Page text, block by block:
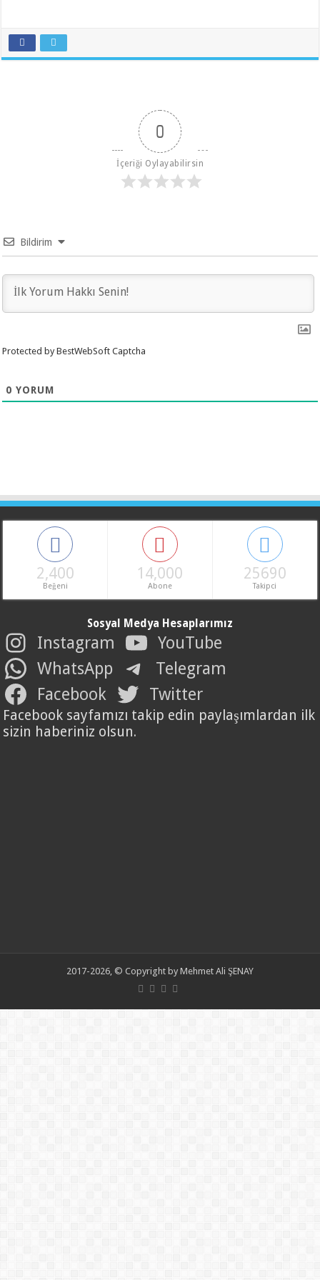
0
İçeriği Oylayabilirsin
Bildirim
Protected by BestWebSoft Captcha
0 YORUM
2,400
Beğeni
14,000
Abone
25690
Takipci
Sosyal Medya Hesaplarımız
Instagram
YouTube
WhatsApp
Telegram
Facebook
Twitter
Facebook sayfamızı takip edin paylaşımlardan ilk
sizin haberiniz olsun.
2017-2026, © Copyright by Mehmet Ali ŞENAY